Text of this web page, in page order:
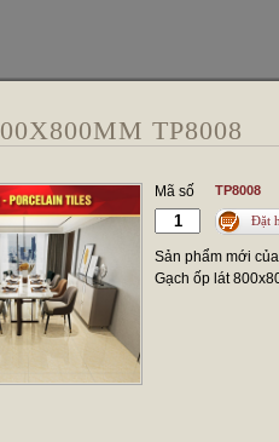
TP8008
Mã số TP8008
Đặt
Sản phẩm mới
Gạch ốp lát